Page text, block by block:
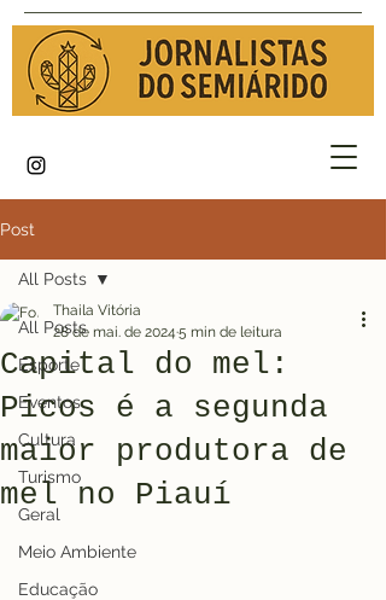
Post
All Posts
Esporte
Eventos
Cultura
Turismo
Geral
Meio Ambiente
Educação
All Posts
Capital do mel:
Picos é a segunda
maior produtora de
mel no Piauí
Thaila Vitória
28 de mai. de 2024 5 min de leitura